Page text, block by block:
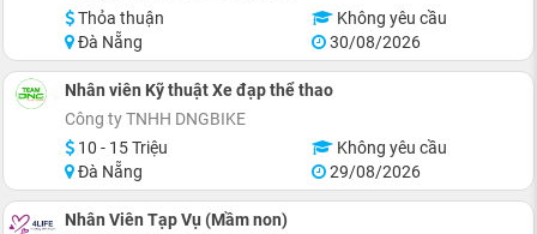
Thỏa thuận
Không yêu cầu
Đà Nẵng
30/08/2026
Nhân viên Kỹ thuật Xe đạp thể thao
Công ty TNHH DNGBIKE
10 - 15 Triệu
Không yêu cầu
Đà Nẵng
29/08/2026
Nhân Viên Tạp Vụ (Mầm non)